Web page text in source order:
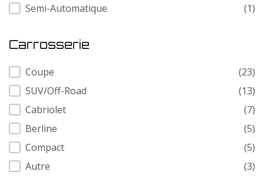
Semi-Automatique
(1)
Carrosserie
Carrosserie
Coupe
(23)
SUV/Off-Road
(13)
Cabriolet
(7)
Berline
(5)
Compact
(5)
Autre
(3)